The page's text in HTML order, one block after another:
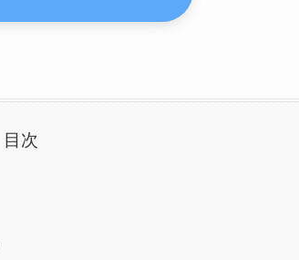
目次